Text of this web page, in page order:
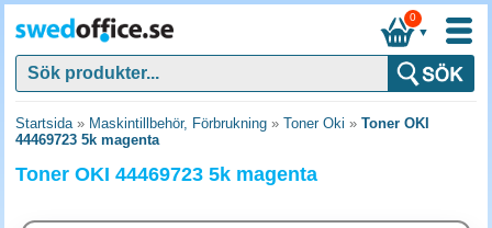
▼
0
Startsida» Maskintillbehör, Förbrukning » Toner Oki » Toner OKI
44469723 5k magenta
Toner OKI 44469723 5k magenta